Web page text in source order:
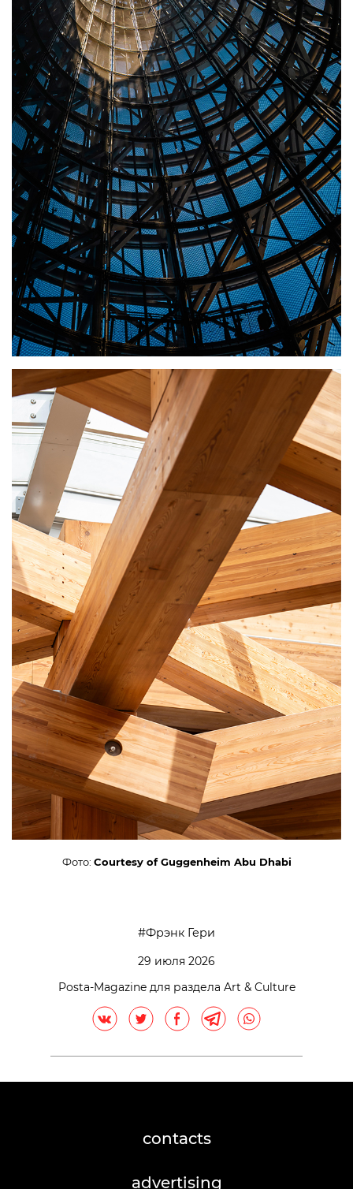
Фото: Courtesy of Guggenheim Abu Dhabi
Фрэнк Гери
29 июля 2026
Posta-Magazine для раздела Art & Culture
contacts
advertising